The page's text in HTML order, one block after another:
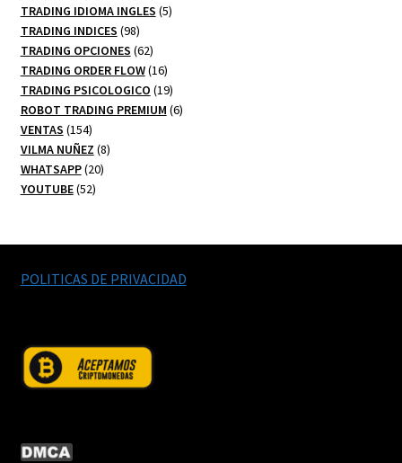
productos
TRADING IDIOMA INGLES 55
TRADING INDICES 9898
productos
TRADING OPCIONES 6262
productos
TRADING ORDER FLOW 1616
productos
TRADING PSICOLOGICO 1919
productos
ROBOT TRADING PREMIUM 66
VENTAS 154154
productos
VILMA NUÑEZ 88
WHATSAPP 2020
YOUTUBE 5252
POLITICAS DE PRIVACIDAD